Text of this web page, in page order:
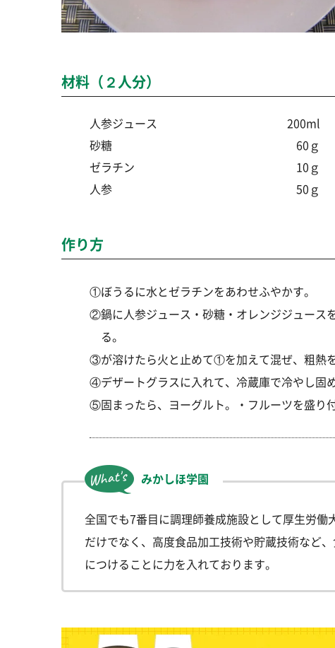
材料（２人分）
人参ジュース
200ml
砂糖
60ｇ
ゼラチン
10ｇ
人参
50ｇ
作り方
①ぼうるに水とゼラチンをあわせふやかす。
②鍋に人参ジュース・砂糖・オレンジジュース
る。
③が溶けたら火と止めて①を加えて混ぜ、粗熱を
④デザートグラスに入れて、冷蔵庫で冷やし固め
⑤固まったら、ヨーグルト。・フルーツを盛り付
みかしほ学園
全国でも7番目に調理師養成施設として厚生労
だけでなく、高度食品加工技術や貯蔵技術など
につけることに力を入れております。